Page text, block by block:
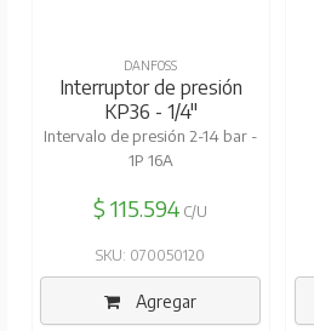
DANFOSS
Interruptor de presión
KP36 - 1/4"
Intervalo de presión 2-14 bar -
1P 16A
$ 115.594 C/U
SKU: 070050120
Agregar